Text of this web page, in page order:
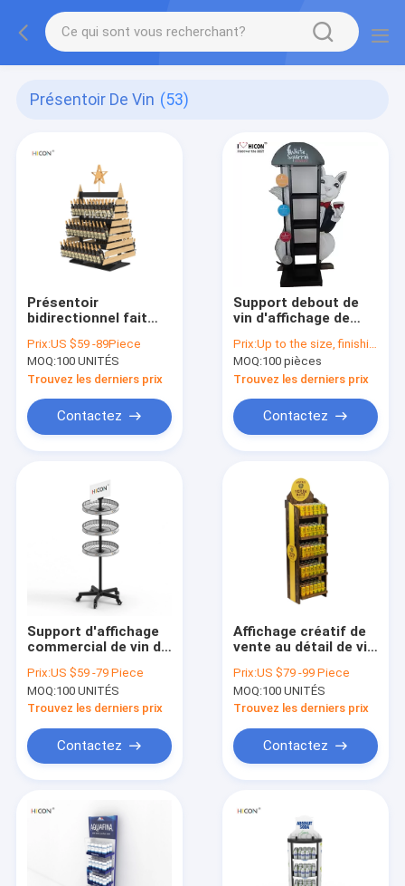
Présentoir De Vin (53)
Présentoir
bidirectionnel fait
boisson d'arbre de
Noël de présentoir de
vin
Prix:US $59 -89Piece
MOQ:100 UNITÉS
Trouvez les derniers prix
Contactez
Support debout de
vin d'affichage de
raisin de vin de
plancher commercial
attirant de vin
Prix:Up to the size, finishing, quantity and material
MOQ:100 pièces
Trouvez les derniers prix
Contactez
Support d'affichage
commercial de vin de
de rond de fil en
métal pour les
magasins de détail
Prix:US $59 -79 Piece
MOQ:100 UNITÉS
Trouvez les derniers prix
Contactez
Affichage créatif de
vente au détail de vin
marchandisage de
magasin de vin à 5
niveaux
Prix:US $79 -99 Piece
MOQ:100 UNITÉS
Trouvez les derniers prix
Contactez